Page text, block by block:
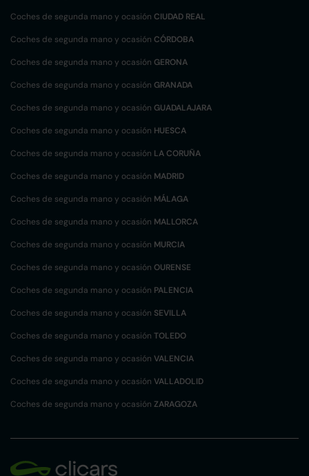
Coches de segunda mano y ocasión CIUDAD REAL
Coches de segunda mano y ocasión CÓRDOBA
Coches de segunda mano y ocasión GERONA
Coches de segunda mano y ocasión GRANADA
Coches de segunda mano y ocasión GUADALAJARA
Coches de segunda mano y ocasión HUESCA
Coches de segunda mano y ocasión LA CORUÑA
Coches de segunda mano y ocasión MADRID
Coches de segunda mano y ocasión MÁLAGA
Coches de segunda mano y ocasión MALLORCA
Coches de segunda mano y ocasión MURCIA
Coches de segunda mano y ocasión OURENSE
Coches de segunda mano y ocasión PALENCIA
Coches de segunda mano y ocasión SEVILLA
Coches de segunda mano y ocasión TOLEDO
Coches de segunda mano y ocasión VALENCIA
Coches de segunda mano y ocasión VALLADOLID
Coches de segunda mano y ocasión ZARAGOZA